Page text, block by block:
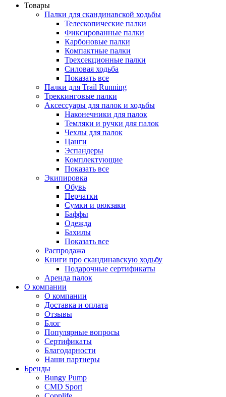
Товары
Палки для скандинавской ходьбы
Телескопические палки
Фиксированные палки
Карбоновые палки
Компактные палки
Трехсекционные палки
Силовая ходьба
Показать все
Палки для Trail Running
Треккинговые палки
Аксессуары для палок и ходьбы
Наконечники для палок
Темляки и ручки для палок
Чехлы для палок
Цанги
Эспандеры
Комплектующие
Показать все
Экипировка
Обувь
Перчатки
Сумки и рюкзаки
Баффы
Одежда
Бахилы
Показать все
Распродажа
Книги про скандинавскую ходьбу
Подарочные сертификаты
Аренда палок
О компании
О компании
Доставка и оплата
Отзывы
Блог
Популярные вопросы
Сертификаты
Благодарности
Наши партнеры
Бренды
Bungy Pump
CMD Sport